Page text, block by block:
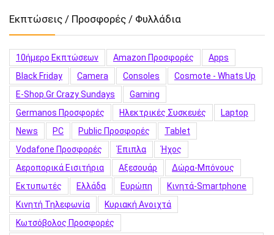
Εκπτώσεις / Προσφορές / Φυλλάδια
10ήμερο Εκπτώσεων Amazon Προσφορές
Apps
Black Friday
Camera Consoles
Cosmote - Whats Up
E-Shop.gr Crazy Sundays
Gaming
Germanos Προσφορές
Hλεκτρικές Συσκευές
Laptop
News
PC Public Προσφορές
Tablet
Vodafone Προσφορές
Έπιπλα
Ήχος
Αεροπορικά Εισιτήρια
Αξεσουάρ
Δώρα-Μπόνους
Εκτυπωτές
Ελλάδα Ευρώπη
Κινητά-Smartphone
Κινητή Τηλεφωνία
Κυριακή Ανοιχτά
Κωτσόβολος Προσφορές